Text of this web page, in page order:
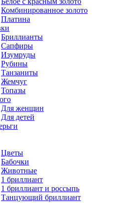
Комбинированное золото
Платина
Бриллианты
Сапфиры
Изумруды
Рубины
Танзаниты
Жемчуг
Топазы
Для женщин
Для детей
Цветы
Бабочки
Животные
1 бриллиант
1 бриллиант и россыпь
Танцующий бриллиант